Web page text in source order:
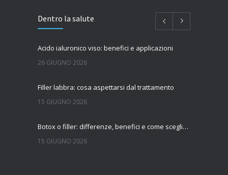
Dentro la salute
Acido ialuronico viso: benefici e applicazioni
26 GIUGNO 2026
Filler labbra: cosa aspettarsi dal trattamento
15 GIUGNO 2026
Botox o filler: differenze, benefici e come scegliere il trattamento più adatto
15 GIUGNO 2026